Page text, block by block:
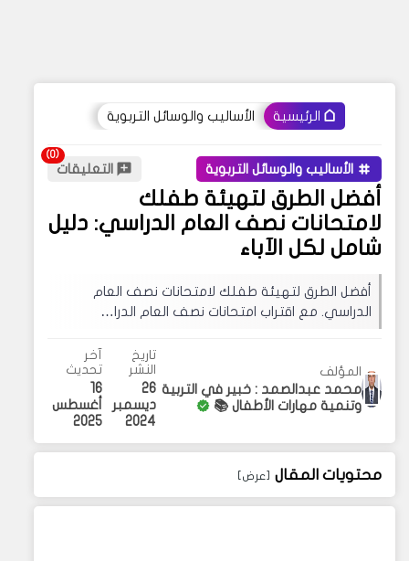
الرئيسية الأساليب والوسائل التربوية
الأساليب والوسائل التربوية التعليقات
أفضل الطرق لتهيئة طفلك
لامتحانات نصف العام الدراسي: دليل
شامل لكل الآباء
أفضل الطرق لتهيئة طفلك لامتحانات نصف العام
الدراسي. مع اقتراب امتحانات نصف العام الدرا…
المؤلف
محمد عبدالصمد : خبير في التربية
وتنمية مهارات الأطفال 📚
تاريخ
النشر
26
ديسمبر
2024
آخر
تحديث
16
أغسطس
2025
محتويات المقال